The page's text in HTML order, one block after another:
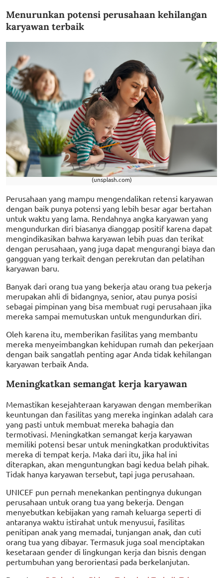
Menurunkan potensi perusahaan kehilangan
karyawan terbaik
(unsplash.com)
Perusahaan yang mampu mengendalikan retensi karyawan
dengan baik punya potensi yang lebih besar agar bertahan
untuk waktu yang lama. Rendahnya angka karyawan yang
mengundurkan diri biasanya dianggap positif karena dapat
mengindikasikan bahwa karyawan lebih puas dan terikat
dengan perusahaan, yang juga dapat mengurangi biaya dan
gangguan yang terkait dengan perekrutan dan pelatihan
karyawan baru.
Banyak dari orang tua yang bekerja atau orang tua pekerja
merupakan ahli di bidangnya, senior, atau punya posisi
sebagai pimpinan yang bisa membuat rugi perusahaan jika
mereka sampai memutuskan untuk mengundurkan diri.
Oleh karena itu, memberikan fasilitas yang membantu
mereka menyeimbangkan kehidupan rumah dan pekerjaan
dengan baik sangatlah penting agar Anda tidak kehilangan
karyawan terbaik Anda.
Meningkatkan semangat kerja karyawan
Memastikan kesejahteraan karyawan dengan memberikan
keuntungan dan fasilitas yang mereka inginkan adalah cara
yang pasti untuk membuat mereka bahagia dan
termotivasi. Meningkatkan semangat kerja karyawan
memiliki potensi besar untuk meningkatkan produktivitas
mereka di tempat kerja. Maka dari itu, jika hal ini
diterapkan, akan menguntungkan bagi kedua belah pihak.
Tidak hanya karyawan tersebut, tapi juga perusahaan.
UNICEF pun pernah menekankan pentingnya dukungan
perusahaan untuk orang tua yang bekerja. Dengan
menyebutkan kebijakan yang ramah keluarga seperti di
antaranya waktu istirahat untuk menyusui, fasilitas
penitipan anak yang memadai, tunjangan anak, dan cuti
orang tua yang dibayar. Termasuk juga soal menciptakan
kesetaraan gender di lingkungan kerja dan bisnis dengan
pertumbuhan yang berorientasi pada berkelanjutan.